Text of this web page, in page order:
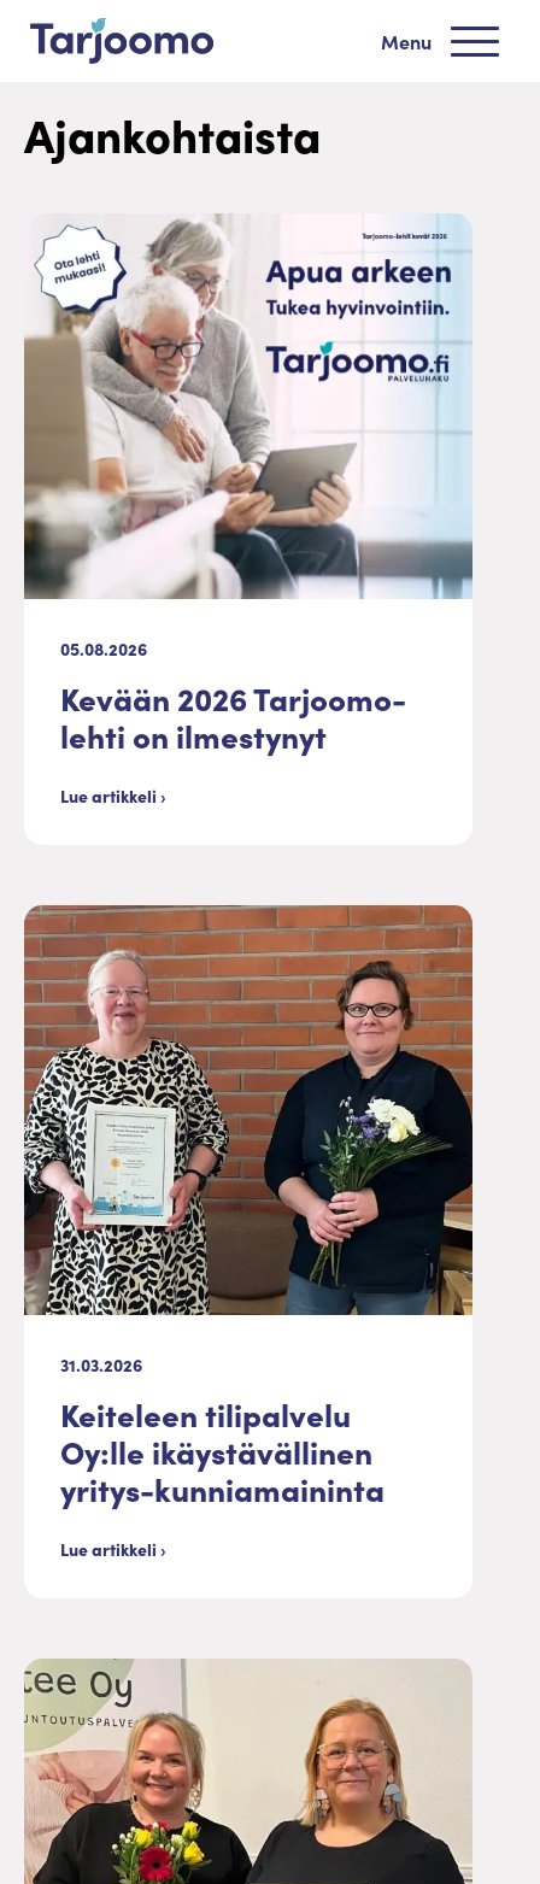
Siirry sisältöön
Menu
Ajankohtaista
05.08.2026
Kevään 2026 Tarjoomo-
lehti on ilmestynyt
Lue artikkeli ›
31.03.2026
Keiteleen tilipalvelu
Oy:lle ikäystävällinen
yritys-kunniamaininta
Lue artikkeli ›